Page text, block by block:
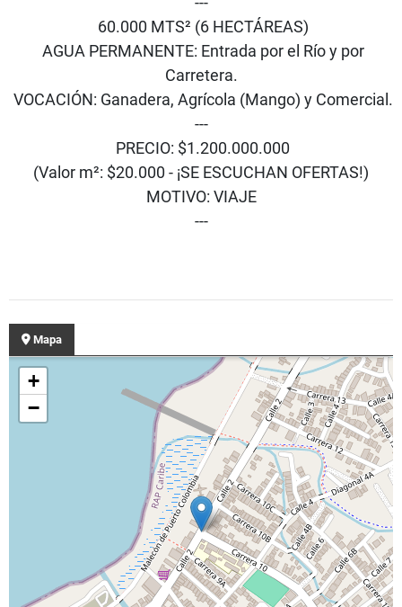
60.000 MTS² (6 HECTÁREAS)
AGUA PERMANENTE: Entrada por el Río y por
Carretera.
VOCACIÓN: Ganadera, Agrícola (Mango) y Comercial.
---
PRECIO: $1.200.000.000
(Valor m²: $20.000 - ¡SE ESCUCHAN OFERTAS!)
MOTIVO: VIAJE
---
Mapa
+
−